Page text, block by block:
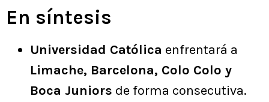
En síntesis
Universidad Católica enfrentará a
Limache, Barcelona, Colo Colo y
Boca Juniors de forma consecutiva.